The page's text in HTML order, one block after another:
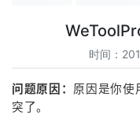
时间：
问题原因： 原因是你使
突了。